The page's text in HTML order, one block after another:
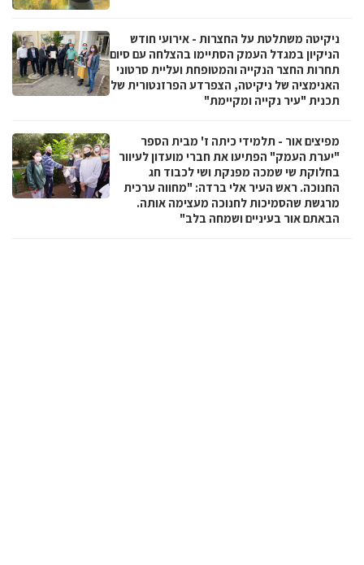
ניקיטה משתלטת על החצרות - אירועי חודש
הניקיון במגדל העמק הסתיימו בהצלחה עם סיום
תחרות החצר הנקייה והמטופחת ועליית סרטוני
האנימציה של ניקיטה, הצפרדע הפרזנטורית של
תכנית "עיר נקייה ומקיימת"
מפיצים אור - תלמידי כיתה ז' מבית הספר
"יערת העמק" הפתיעו את חברי מועדון לעיוור
בחלוקת שי שמכה מפנקת ושי לכבוד חג
החנוכה. ראש העיר אלי ברדה: "מחווה ערכית
מרגשת שהסמיכות לחנוכה מעצימה אותה.
הבאתם אור בעיניים ושמחה בלב"